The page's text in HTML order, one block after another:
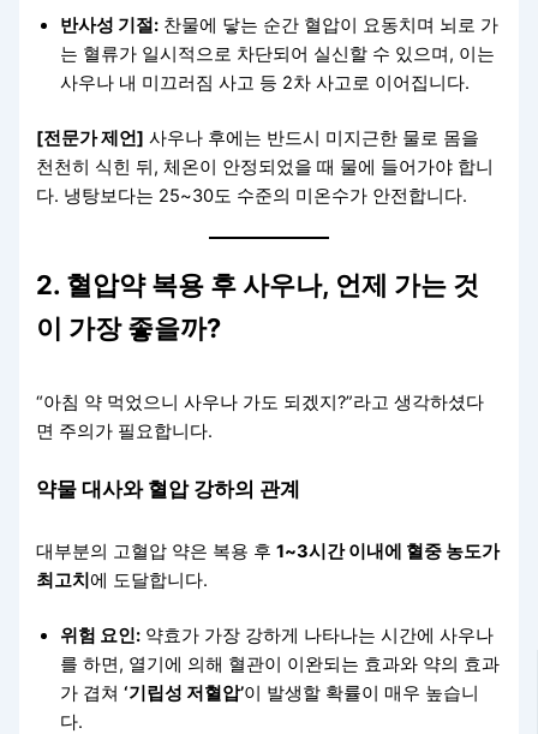
반사성 기절: 찬물에 닿는 순간 혈압이 요동치며 뇌로 가
는 혈류가 일시적으로 차단되어 실신할 수 있으며, 이는
사우나 내 미끄러짐 사고 등 2차 사고로 이어집니다.
[전문가 제언] 사우나 후에는 반드시 미지근한 물로 몸을
천천히 식힌 뒤, 체온이 안정되었을 때 물에 들어가야 합니
다. 냉탕보다는 25~30도 수준의 미온수가 안전합니다.
2. 혈압약 복용 후 사우나, 언제 가는 것
이 가장 좋을까?
“아침 약 먹었으니 사우나 가도 되겠지?”라고 생각하셨다
면 주의가 필요합니다.
약물 대사와 혈압 강하의 관계
대부분의 고혈압 약은 복용 후1~3시간 이내에 혈중 농도가
최고치에 도달합니다.
위험 요인: 약효가 가장 강하게 나타나는 시간에 사우나
를 하면, 열기에 의해 혈관이 이완되는 효과와 약의 효과
가 겹쳐‘기립성 저혈압’이 발생할 확률이 매우 높습니
다.